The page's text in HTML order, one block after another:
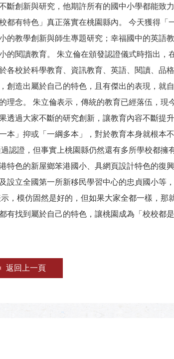
斷創新與研究，他期許所有的國中小學都能致
都有特色」真正落實在桃園縣內。 今天獲得「
教學創新與師生專題研究；幸福國中的英語教
的閱讀教育。 朱立倫在頒發認證儀式時指出，
各校於科學教育、資訊教育、英語、閱讀、品
創造出屬於自己的特色，且有傑出的表現，就
理念。 朱立倫表示，傳統的教育已經落伍，現
透過大家不斷的研究創新，讓教育內容不斷提
本」抑或「一綱多本」，對於教育本身就根本
認證，但事實上桃園縣仍然還有多所學校都擁
特色的新屋鄉笨港國小、具網頁設計特色的復
設立全國第一所新移民學習中心的忠貞國小等
，模仿固然是好的，但如果大家全都一樣，那
有找到屬於自己的特色，讓桃園成為「校校都
返回上一頁